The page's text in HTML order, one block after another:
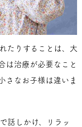
たりすることは、大
は治療が必要なこと
さなお子様は違いま
話しかけ、リラッ